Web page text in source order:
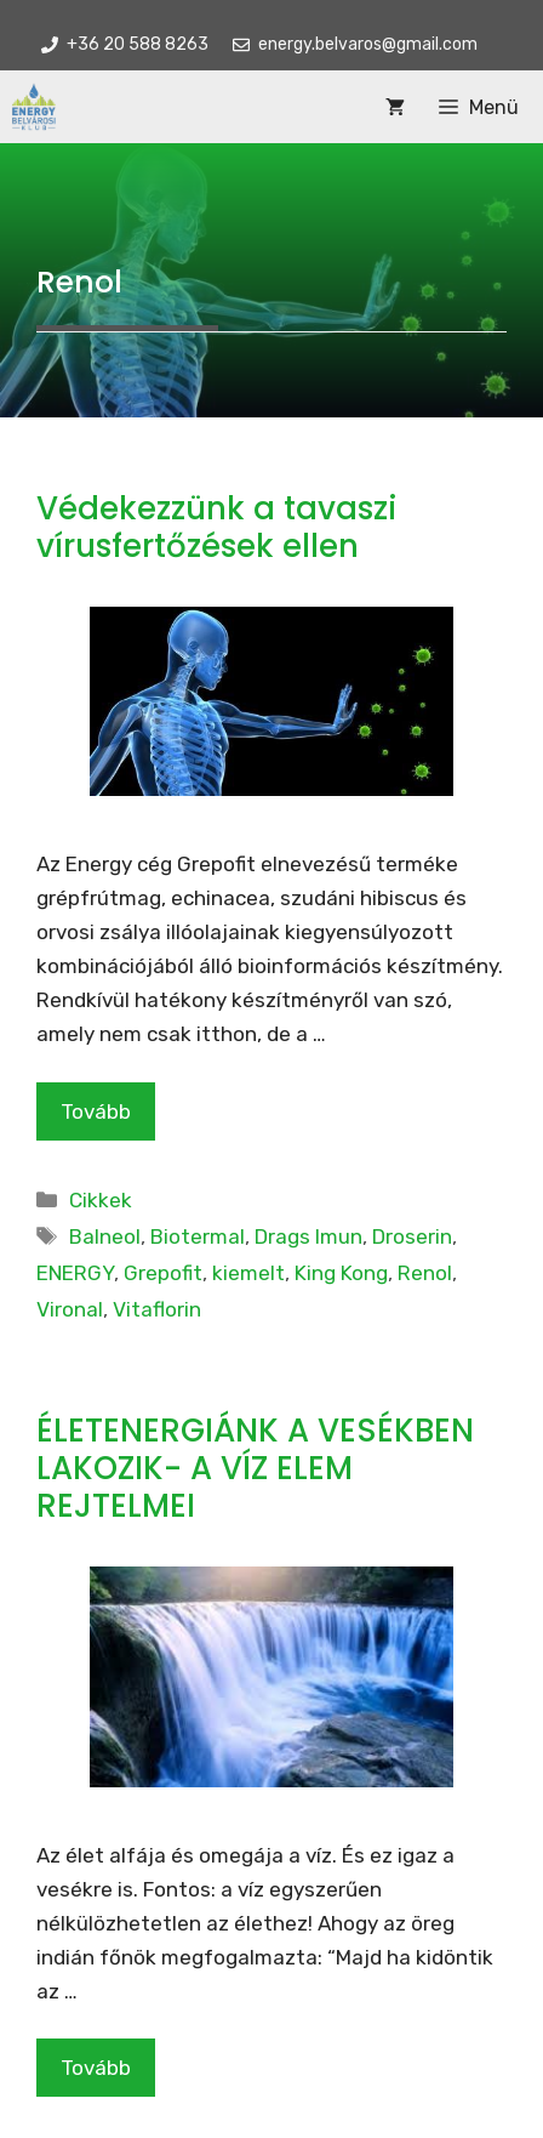
tartalomba
+36 20 588 8263 energy.belvaros@gmail.com
Menü
Renol
Védekezzünk a tavaszi
vírusfertőzések ellen
Az Energy cég Grepofit elnevezésű terméke
grépfrútmag, echinacea, szudáni hibiscus és
orvosi zsálya illóolajainak kiegyensúlyozott
kombinációjából álló bioinformációs készítmény.
Rendkívül hatékony készítményről van szó,
amely nem csak itthon, de a …
Tovább
Kategória
Cikkek
Címkék
Balneol, Biotermal, Drags Imun, Droserin,
ENERGY, Grepofit, kiemelt, King Kong, Renol,
Vironal, Vitaflorin
ÉLETENERGIÁNK A VESÉKBEN
LAKOZIK- A VÍZ ELEM
REJTELMEI
Az élet alfája és omegája a víz. És ez igaz a
vesékre is. Fontos: a víz egyszerűen
nélkülözhetetlen az élethez! Ahogy az öreg
indián főnök megfogalmazta: “Majd ha kidöntik
az …
Tovább